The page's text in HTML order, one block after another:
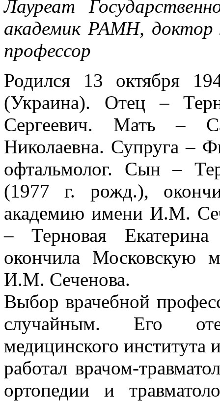
Лауреат
академик РАМН, доктор
профессор
Родился 13 октября
(Украина). Отец –
Сергеевич. Мать –
Николаевна. Супруга –
офтальмолог. Сын –
(1977 г. рожд.),
академию имени И.М.
– Терновая
окончила Московскую
И.М. Сеченова.
Выбор врачебной
случайным. Его
медицинского
работал врачом-
ортопедии и